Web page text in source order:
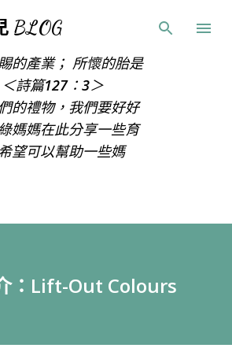
跳到主要內容
BLOG
的產業； 所懷的胎是
詩篇127：3＞
的禮物，我們要好好
媽媽在此分享一些育
望可以幫助一些媽
：Lift-Out Colours